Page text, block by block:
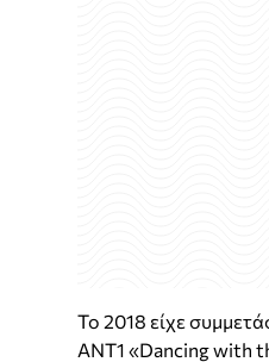
Το 2018 είχε
ANT1 «Dancing with